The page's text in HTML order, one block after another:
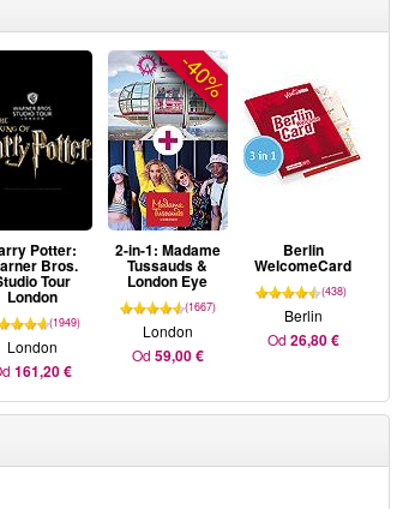
Potter:
Bros.
Tour
London
(1949)
London
161,20 €
-40%
2-in-1: Madame
Tussauds &
London Eye
(1667)
London
Od 59,00 €
Berlin
WelcomeCard
(438)
Berlin
Od 26,80 €